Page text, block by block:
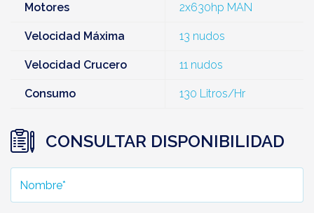
Motores 2x630hp MAN
Velocidad Máxima 13 nudos
Velocidad Crucero 11 nudos
Consumo 130 Litros/Hr
CONSULTAR DISPONIBILIDAD